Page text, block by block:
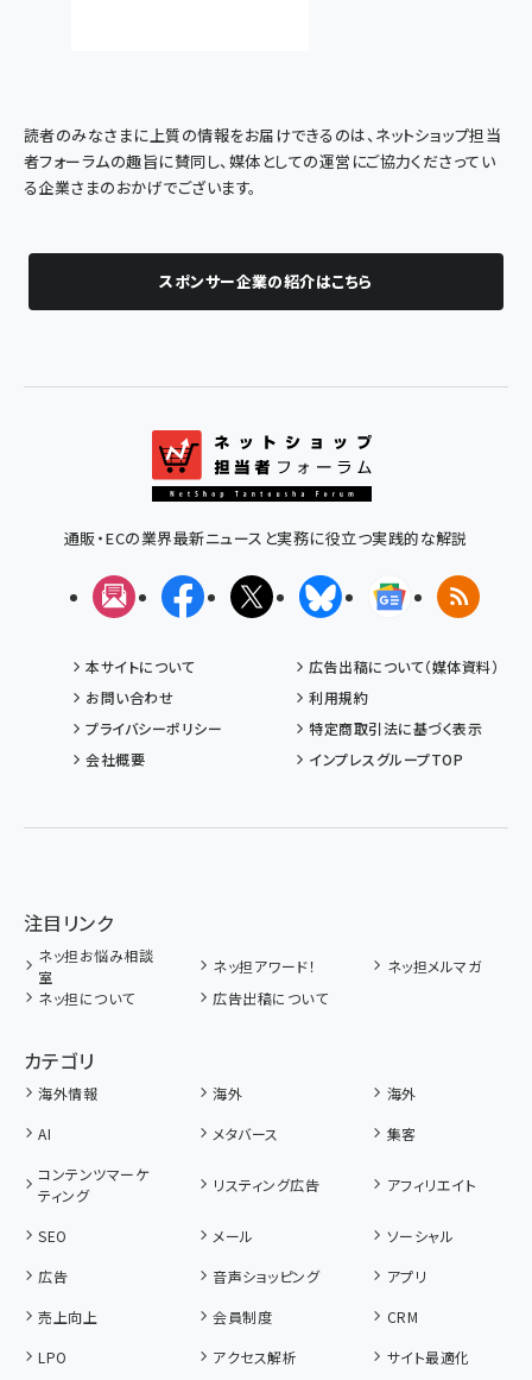
読者のみなさまに上質の情報をお届けできるのは、ネットショップ担当
者フォーラムの趣旨に賛同し、媒体としての運営にご協力くださってい
る企業さまのおかげでございます。
スポンサー企業の紹介はこちら
通販・ECの業界最新ニュースと実務に役立つ実践的な解説
メルマガFacebookX(エックス)BlueskyGoogleニュ
RSS
本サイトについて
広告出稿について（媒体資料）
お問い合わせ
利用規約
プライバシーポリシー
特定商取引法に基づく表示
会社概要
インプレスグループTOP
注目リンク
ネッ担お悩み相談
室
ネッ担アワード！
ネッ担メルマガ
ネッ担について
広告出稿について
カテゴリ
海外情報 海外
海外
AI
メタバース
集客
コンテンツマーケ
ティング
リスティング広告 アフィリエイト
SEO メール
ソーシャル
広告
音声ショッピング
アプリ
売上向上
会員制度
CRM
LPO
アクセス解析
サイト最適化